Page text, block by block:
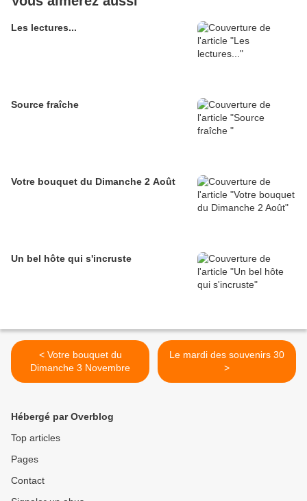
Les lectures...
Source fraîche
Votre bouquet du Dimanche 2 Août
Un bel hôte qui s'incruste
< Votre bouquet du
Dimanche 3 Novembre
Le mardi des souvenirs 30
>
Hébergé par Overblog
Top articles
Pages
Contact